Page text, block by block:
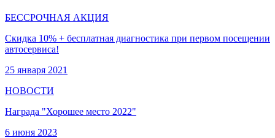
БЕССРОЧНАЯ АКЦИЯ
Скидка 10% + бесплатная диагностика при первом посещении
автосервиса!
25 января 2021
НОВОСТИ
Награда "Хорошее место 2022"
6 июня 2023